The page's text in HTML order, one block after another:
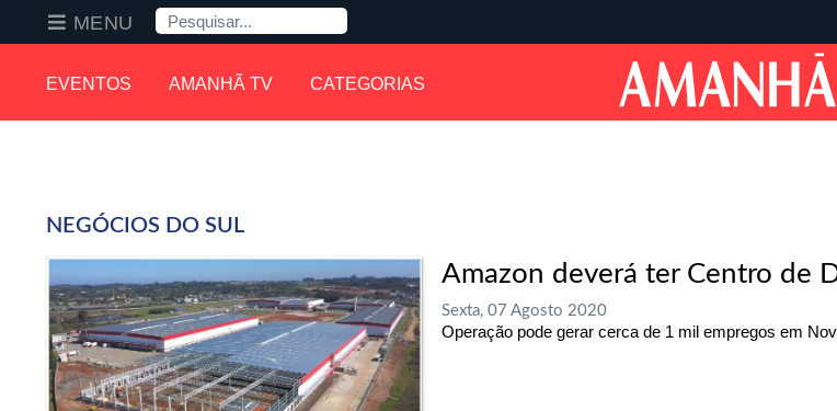
EVENTOS AMANHÃ TV CATEGORIAS
MENU Pesquisa
NEGÓCIOS DO SUL
Amazon deverá ter Centro de
Sexta, 07 Agosto 2020
Operação pode gerar cerca de 1 mil empregos em